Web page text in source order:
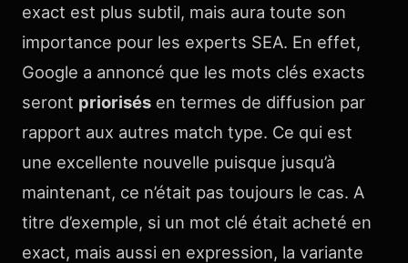
exact est plus subtil, mais aura toute son
importance pour les experts SEA. En effet,
Google a annoncé que les mots clés exacts
seront priorisés en termes de diffusion par
rapport aux autres match type. Ce qui est
une excellente nouvelle puisque jusqu’à
maintenant, ce n’était pas toujours le cas. A
titre d’exemple, si un mot clé était acheté en
exact, mais aussi en expression, la variante